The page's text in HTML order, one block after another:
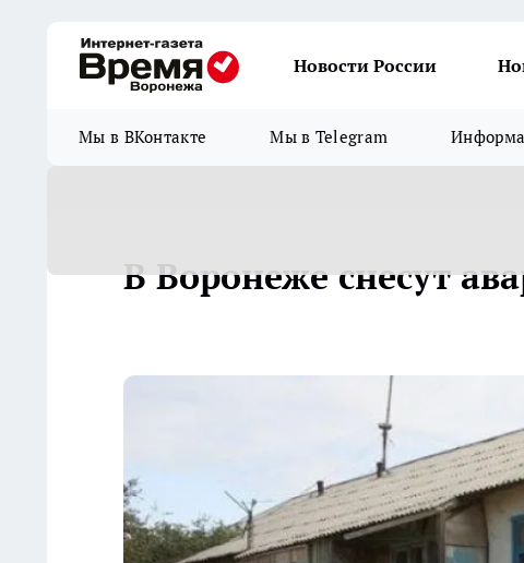
Новости России
Мы в ВКонтакте Мы в Telegram
В Воронеже снесут